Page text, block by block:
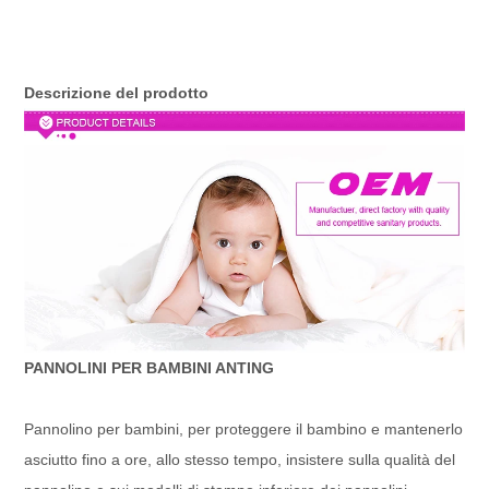
Descrizione del prodotto
PANNOLINI PER BAMBINI ANTING
Pannolino per bambini, per proteggere il bambino e mantenerlo
asciutto fino a ore, allo stesso tempo, insistere sulla qualità del